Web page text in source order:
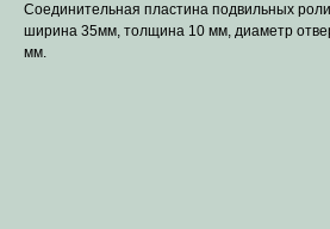
Соединительная пластина подвильных
ширина 35мм, толщина 10 мм, диаметр
мм.